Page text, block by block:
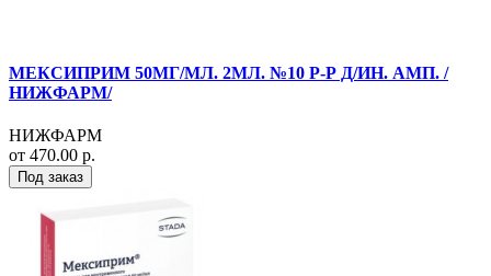
МЕКСИПРИМ 50МГ/МЛ. 2МЛ. №10 Р-Р Д/ИН. АМП. /
НИЖФАРМ/
НИЖФАРМ
от 470.00 р.
Под заказ